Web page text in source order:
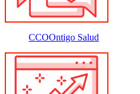
CCOOntigo Salud